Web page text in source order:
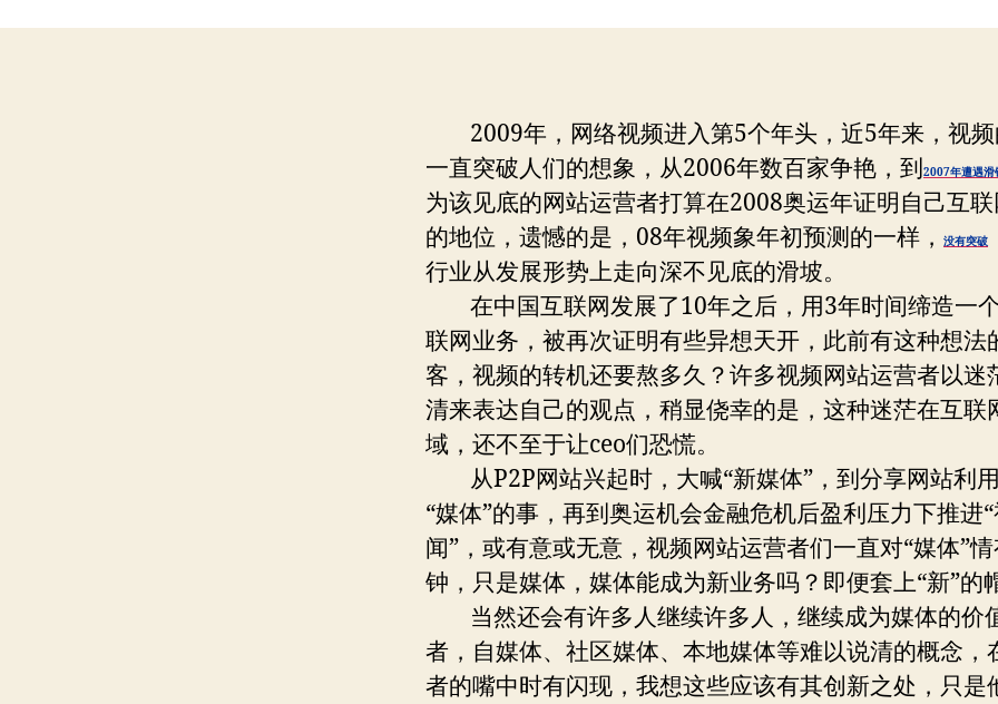
何
2009年，网络视频进入第5个年头，近5年来，视频
一直突破人们的想象，从2006年数百家争艳，到2007年遭遇滑
为该见底的网站运营者打算在2008奥运年证明自己互
的地位，遗憾的是，08年视频象年初预测的一样，
没有突破
行业从发展形势上走向深不见底的滑坡。
在中国互联网发展了10年之后，用3年时间缔造一
联网业务，被再次证明有些异想天开，此前有这种想法
客，视频的转机还要熬多久？许多视频网站运营者以迷
清来表达自己的观点，稍显侥幸的是，这种迷茫在互联
域，还不至于让ceo们恐慌。
从P2P网站兴起时，大喊“新媒体”，到分享网站利
“媒体”的事，再到奥运机会金融危机后盈利压力下推进
闻”，或有意或无意，视频网站运营者们一直对“媒体”
钟，只是媒体，媒体能成为新业务吗？即便套上“新”的
当然还会有许多人继续许多人，继续成为媒体的价
者，自媒体、社区媒体、本地媒体等难以说清的概念，
者的嘴中时有闪现，我想这些应该有其创新之处，只是